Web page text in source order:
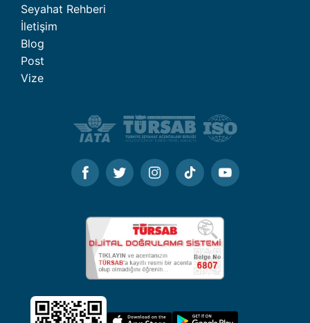
Seyahat Rehberi
İletişim
Blog
Post
Vize